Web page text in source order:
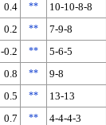
0.4 ** 10-10-8-8
0.2 ** 7-9-8
-0.2 ** 5-6-5
0.8 ** 9-8
0.5 ** 13-13
0.7 ** 4-4-4-3